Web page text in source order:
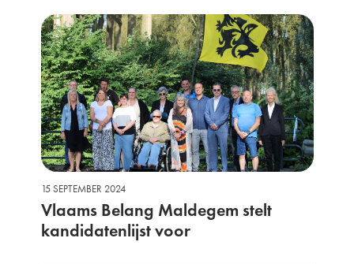
15 SEPTEMBER 2024
Vlaams Belang Maldegem stelt
kandidatenlijst voor